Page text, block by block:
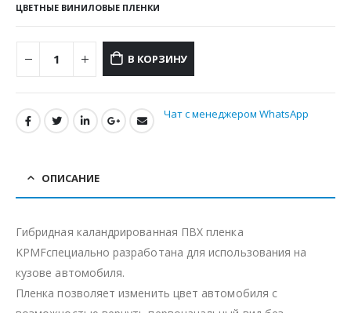
ЦВЕТНЫЕ ВИНИЛОВЫЕ ПЛЕНКИ
В КОРЗИНУ
Чат с менеджером WhatsApp
ОПИСАНИЕ
Гибридная каландрированная ПВХ пленка
KPMFспециально разработана для использования на
кузове автомобиля.
Пленка позволяет изменить цвет автомобиля с